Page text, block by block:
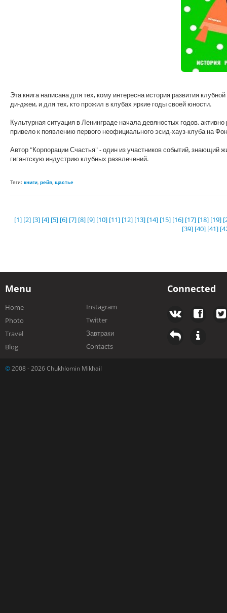
Эта книга написана для тех, кому интересна история развития
ди-джеи, и для тех, кто прожил в клубах яркие годы своей юности.
Культурная ситуация в Ленинграде начала девяностых годов,
привело к появлению первого неофициального эсид-хауз-клуба на
Автор "Корпорации Счастья" - один из участников событий, знающий
гигантскую индустрию клубных развлечений.
Теги: книги рейв щастье
[1] [2] [3] [4] [5] [6] [7] [8] [9] [10] [11] [12] [13] [14] [15] [16] [17] [18] [19]
[39] [40] [41]
Menu
Home
Photo
Travel
Blog
Instagram
Twitter
Завтраки
Contacts
Connected
© 2008 - 2026 Chukhlomin Mikhail